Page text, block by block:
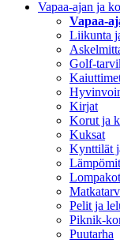
Vapaa-ajan ja
Vapaa-
Liikunta
Golf-
Kirjat
Korut ja
Kuksat
Kynttilät
Lompakot
Pelit ja
Piknik-
Puutarha